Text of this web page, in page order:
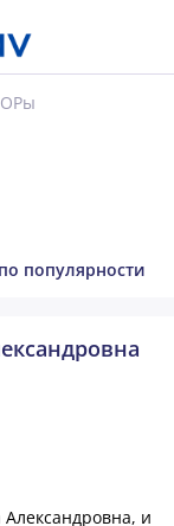
по популярности
и